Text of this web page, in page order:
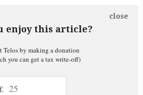
enjoy this article?
close
Telos by making a donation
you can get a tax write-off)